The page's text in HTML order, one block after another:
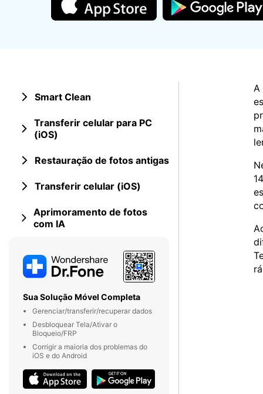
Consertar
Abrir APP
Abrir APP
Smart Clean
Transferir celular para PC
(iOS)
Restauração de fotos antigas
Transferir celular (iOS)
Aprimoramento de fotos
com IA
Sua Solução Móvel Completa
Gerenciar/transferir/recuperar dados
Desbloquear Tela/Ativar o
Bloqueio/FRP
Corrigir a maioria dos problemas do
iOS e do Android
A